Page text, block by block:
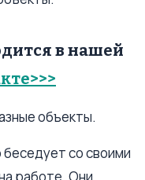
в нашей
объекты.
со своими